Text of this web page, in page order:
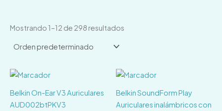
Mostrando 1–12 de 298 resultados
Belkin On-Ear V3 Auriculares
AUD002btPKV3
Belkin SoundForm Play
Auriculares inalámbricos con